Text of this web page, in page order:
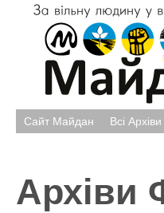
Сайт Майдан Всі
Архіви